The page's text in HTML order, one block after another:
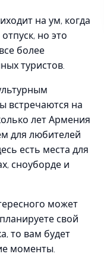
на ум, когда
но это
более
туристов.
встречаются на
лет Армения
для любителей
есть места для
сноуборде и
может
свой
то вам будет
моменты.